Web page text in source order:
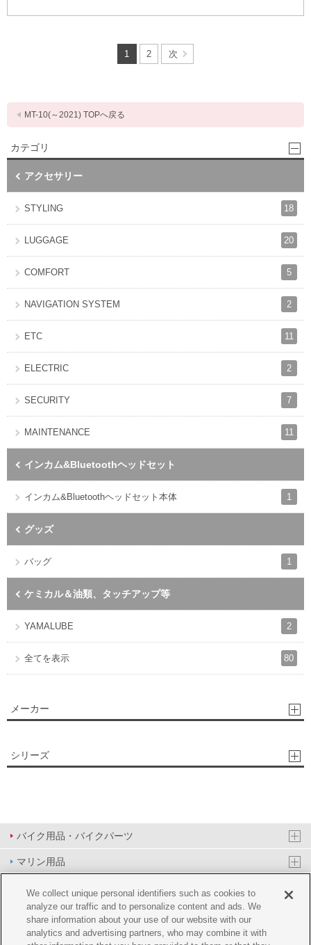
1 2 次
MT-10(～2021) TOPへ戻る
カテゴリ
アクセサリー
STYLING 18
LUGGAGE 20
COMFORT 5
NAVIGATION SYSTEM 2
ETC 11
ELECTRIC 2
SECURITY 7
MAINTENANCE 11
インカム&Bluetoothヘッドセット
インカム&Bluetoothヘッドセット本体 1
グッズ
バッグ 1
ケミカル＆油類、タッチアップ等
YAMALUBE 2
全てを表示 80
メーカー
シリーズ
バイク用品・バイクパーツ
マリン用品
PAS/YPJ用品
その他用品
イベント&エンターテイメント
We collect unique personal identifiers such as cookies to
analyze our traffic and to personalize content and ads. We
share information about your use of our website with our
analytics and advertising partners, who may combine it with